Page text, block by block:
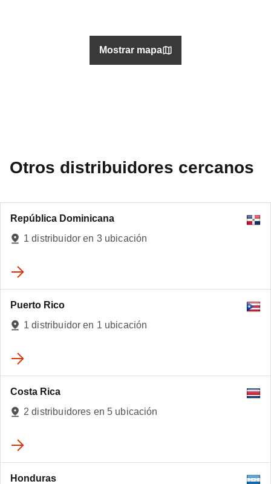
Mostrar mapa
Otros distribuidores cercanos
República Dominicana
1 distribuidor en 3 ubicación
Puerto Rico
1 distribuidor en 1 ubicación
Costa Rica
2 distribuidores en 5 ubicación
Honduras